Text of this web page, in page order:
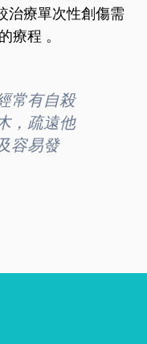
治療單次性創傷需
療程 。
常有自殺
，疏遠他
容易發